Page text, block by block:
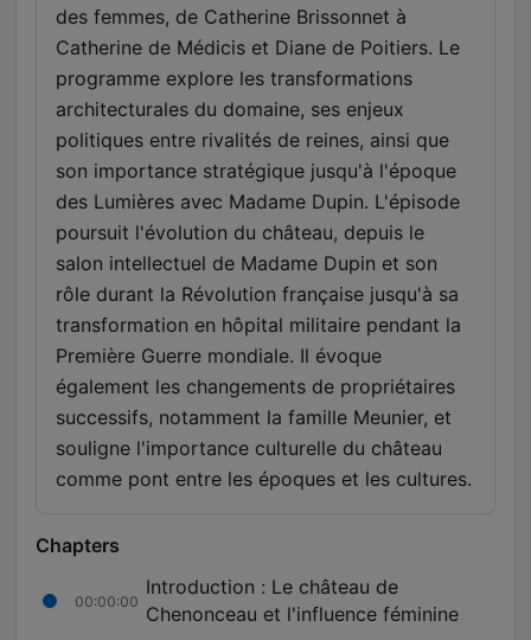
des femmes, de Catherine Brissonnet à
Catherine de Médicis et Diane de Poitiers. Le
programme explore les transformations
architecturales du domaine, ses enjeux
politiques entre rivalités de reines, ainsi que
son importance stratégique jusqu'à l'époque
des Lumières avec Madame Dupin. L'épisode
poursuit l'évolution du château, depuis le
salon intellectuel de Madame Dupin et son
rôle durant la Révolution française jusqu'à sa
transformation en hôpital militaire pendant la
Première Guerre mondiale. Il évoque
également les changements de propriétaires
successifs, notamment la famille Meunier, et
souligne l'importance culturelle du château
comme pont entre les époques et les cultures.
Chapters
00:00:00
Introduction : Le château de
Chenonceau et l'influence féminine